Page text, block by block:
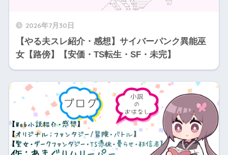
2026年7月30日
【やる夫スレ紹介・感想】サイバーパンク異能巫
女【路傍】【安価・TS転生・SF・未完】